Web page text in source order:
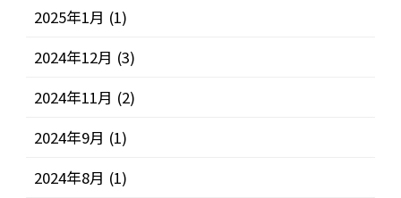
2025年1月 (1)
2024年12月 (3)
2024年11月 (2)
2024年9月 (1)
2024年8月 (1)